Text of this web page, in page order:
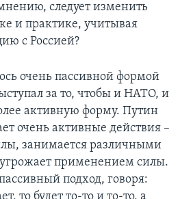
следует изменить
и практике, учитывая
с Россией?
очень пассивной формой
за то, чтобы и НАТО, и
активную форму. Путин
очень активные действия –
занимается различными
применением силы.
подход, говоря: